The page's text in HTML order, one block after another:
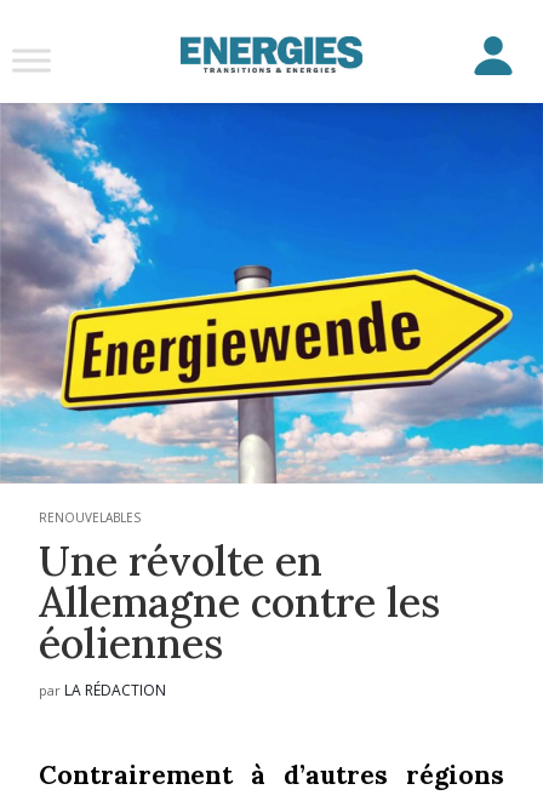
RENOUVELABLES
Une révolte en
Allemagne contre les
éoliennes
par LA RÉDACTION
Contrairement à d’autres régions